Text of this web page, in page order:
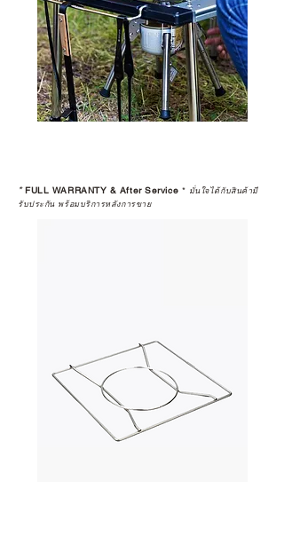
*FULL WARRANTY & After Service * มั่นใจได้กับสินค้ามี
รับประกัน พร้อมบริการหลังการขาย